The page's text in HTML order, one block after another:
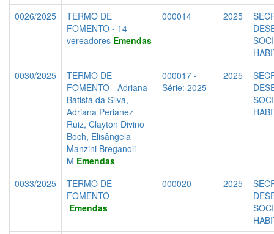
0026/2025
TERMO DE
FOMENTO - 14
vereadores Emendas
000014 2025
0030/2025
TERMO DE
FOMENTO - Adriana
Batista da Silva,
Adriana Perianez
Ruiz, Clayton Divino
Boch, Elisângela
Manzini Breganoli
M Emendas
000017 -
Série: 2025
2025
0033/2025
TERMO DE
FOMENTO -
Emendas
000020 2025